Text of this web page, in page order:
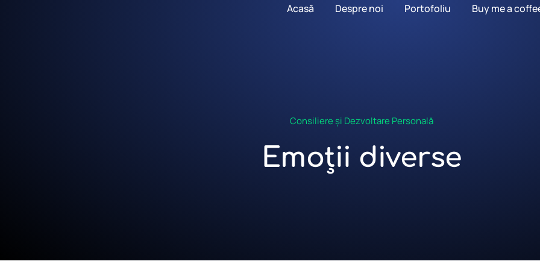
Acasă Despre noi Portofoliu Buy me a
Consiliere și Dezvoltare Personală
Emoții diverse